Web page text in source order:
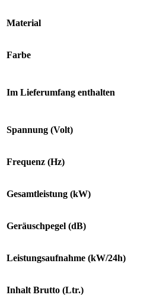
Material
Farbe
Im Lieferumfang enthalten
Spannung (Volt)
Frequenz (Hz)
Gesamtleistung (kW)
Geräuschpegel (dB)
Leistungsaufnahme (kW/24h)
Inhalt Brutto (Ltr.)